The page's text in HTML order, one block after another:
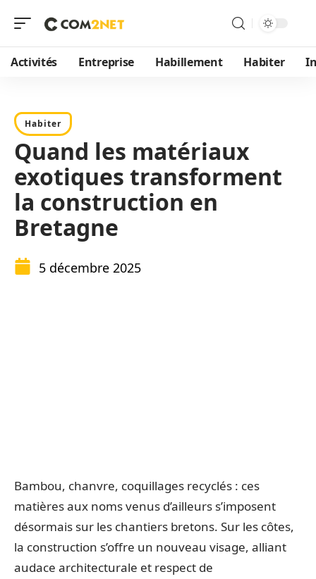
Activités Entreprise Habillement Habiter
Habiter
Quand les matériaux
exotiques transforment
la construction en
Bretagne
5 décembre 2025
Bambou, chanvre, coquillages recyclés : ces
matières aux noms venus d’ailleurs s’imposent
désormais sur les chantiers bretons. Sur les côtes,
la construction s’offre un nouveau visage, alliant
audace architecturale et respect de